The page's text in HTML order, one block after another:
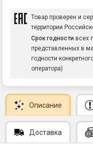
Товар проверен и
территории
Срок годности всех
представленных в
годности
оператора)
Описание
Доставка